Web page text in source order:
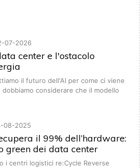
07-2026
center e l'ostacolo
il futuro dell'AI per come ci viene
considerare che il modello
08-2025
il 99% dell’hardware:
green dei data center
i centri logistici re:Cycle Reverse